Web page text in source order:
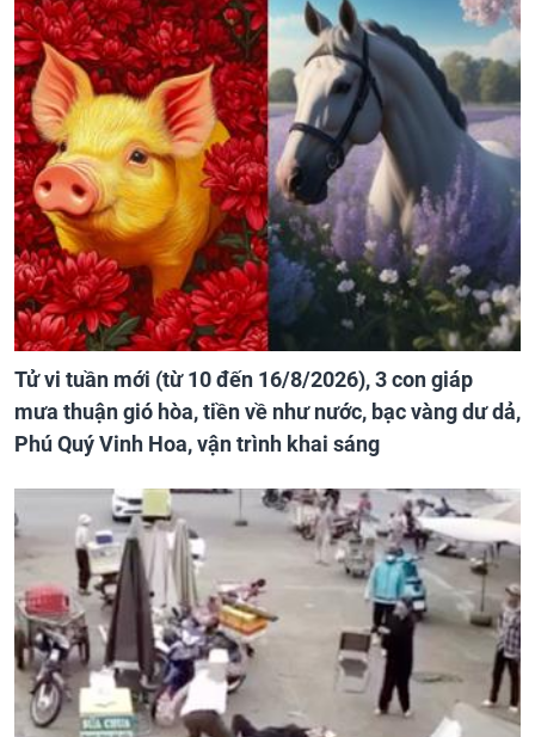
Tử vi tuần mới (từ 10 đến 16/8/2026), 3 con giáp
mưa thuận gió hòa, tiền về như nước, bạc vàng dư dả,
Phú Quý Vinh Hoa, vận trình khai sáng